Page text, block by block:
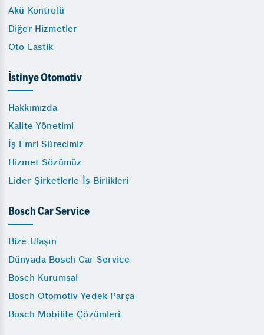
Akü Kontrolü
Diğer Hizmetler
Oto Lastik
İstinye Otomotiv
Hakkımızda
Kalite Yönetimi
İş Emri Sürecimiz
Hizmet Sözümüz
Lider Şirketlerle İş Birlikleri
Bosch Car Service
Bize Ulaşın
Dünyada Bosch Car Service
Bosch Kurumsal
Bosch Otomotiv Yedek Parça
Bosch Mobilite Çözümleri